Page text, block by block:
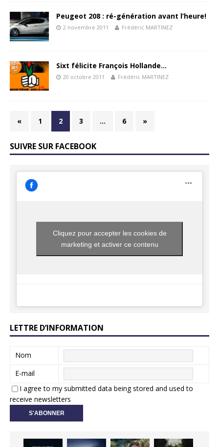
Peugeot 208 : ré-génération avant l’heure!
2 novembre 2011 Frédéric MARTINEZ
Sixt félicite François Hollande…
20 octobre 2011 Frédéric MARTINEZ
« 1 2 3 … 6 »
SUIVRE SUR FACEBOOK
Cliquez pour accepter les cookies de
marketing et activer ce contenu
LETTRE D’INFORMATION
Nom
E-mail
I agree to my submitted data being stored and used to
receive newsletters